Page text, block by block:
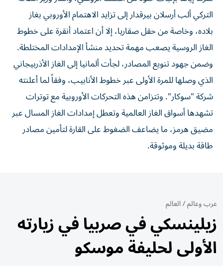
التركي ألب أرسلان بيرقدار إلى تزايد الاهتمام الأوروبي بغاز
بلاده، وخاصة من حقل صقاريا، إلا أن اعتماد أنقرة على خطوط
الغاز الروسية يصعب مهمة تحديد منشأ الإمدادات المختلطة.
وضمن جهود تنويع المصادر، لجأت ألمانيا إلى الغاز الأذربيجاني
الذي وصلها للمرة الأولى عبر خطوط الأنابيب، وفقاً لما أعلنته
شركة "سوكار". وتتزامن هذه التحركات الأوروبية مع توترات
تشهدها أسواق الغاز العالمية وتعطل إمدادات الغاز المسال عبر
مضيق هرمز، ما يضاعف الضغوط على القارة لتأمين مصادر
طاقة بديلة وموثوقة.
عرب وعالم/العالم
زيلينسكي في صربيا في زيارته
الأولى لحليفة موسكو